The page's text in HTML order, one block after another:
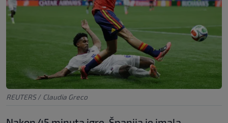
REUTERS / Claudia Greco